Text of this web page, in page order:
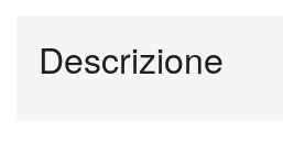
Descrizione